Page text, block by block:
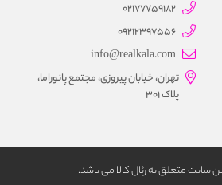
02177759182
09212397556
info@realkala.com
تهران، خیابان پیروزی، مجتمع پانوراما،
پلاک 301
سایت متعلق به رئال كالا می باشد.